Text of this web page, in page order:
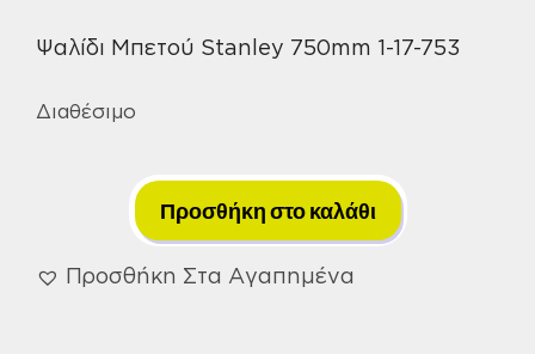
Ψαλίδι Μπετού Stanley 750mm 1-17-753
Διαθέσιμο
Κοπής
Σιδήρου
Stanley
Προσθήκη στο καλάθι
Προσθήκη Στα Αγαπημένα